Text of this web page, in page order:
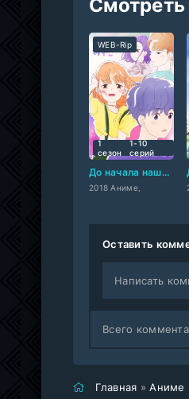
До начала наших отношений
2018 Аниме,
WEB-Rip
1
сезон
1-10
cерий
Оставить
Написать
Всего
Главная »Аниме